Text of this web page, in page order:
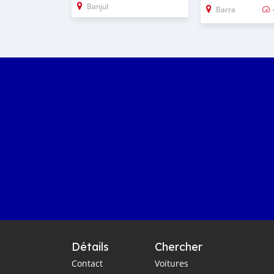
Banjul Barra
Détails
Contact
Chercher
Voitures